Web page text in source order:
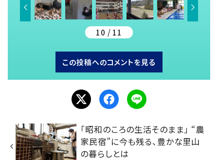
10 / 11
この投稿へのコメントを見る
「昭和のころの生活そのまま」 “農
家民宿”に今も残る、豊かな里山
の暮らしとは